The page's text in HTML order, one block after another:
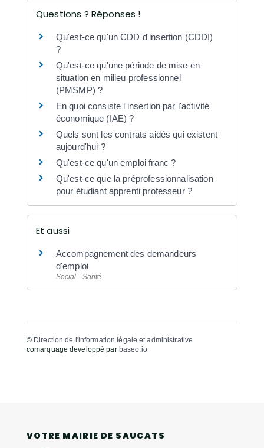
Questions ? Réponses !
Qu'est-ce qu'un CDD d'insertion (CDDI)
?
Qu'est-ce qu'une période de mise en
situation en milieu professionnel
(PMSMP) ?
En quoi consiste l'insertion par l'activité
économique (IAE) ?
Quels sont les contrats aidés qui existent
aujourd'hui ?
Qu'est-ce qu'un emploi franc ?
Qu'est-ce que la préprofessionnalisation
pour étudiant apprenti professeur ?
Et aussi
Accompagnement des demandeurs
d'emploi
Social - Santé
© Direction de l'information légale et administrative
comarquage developpé par baseo.io
VOTRE MAIRIE DE SAUCATS